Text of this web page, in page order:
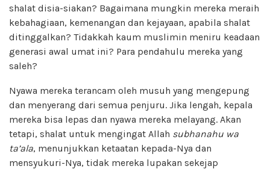
shalat disia-siakan? Bagaimana mungkin mereka meraih
kebahagiaan, kemenangan dan kejayaan, apabila shalat
ditinggalkan? Tidakkah kaum muslimin meniru keadaan
generasi awal umat ini? Para pendahulu mereka yang
saleh?
Nyawa mereka terancam oleh musuh yang mengepung
dan menyerang dari semua penjuru. Jika lengah, kepala
mereka bisa lepas dan nyawa mereka melayang. Akan
tetapi, shalat untuk mengingat Allah subhanahu wa
ta’ala, menunjukkan ketaatan kepada-Nya dan
mensyukuri-Nya, tidak mereka lupakan sekejap